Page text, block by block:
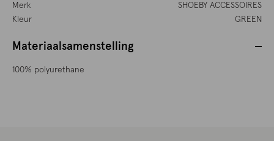
Merk
SHOEBY ACCESSOIRES
Kleur
GREEN
Materiaalsamenstelling
100% polyurethane